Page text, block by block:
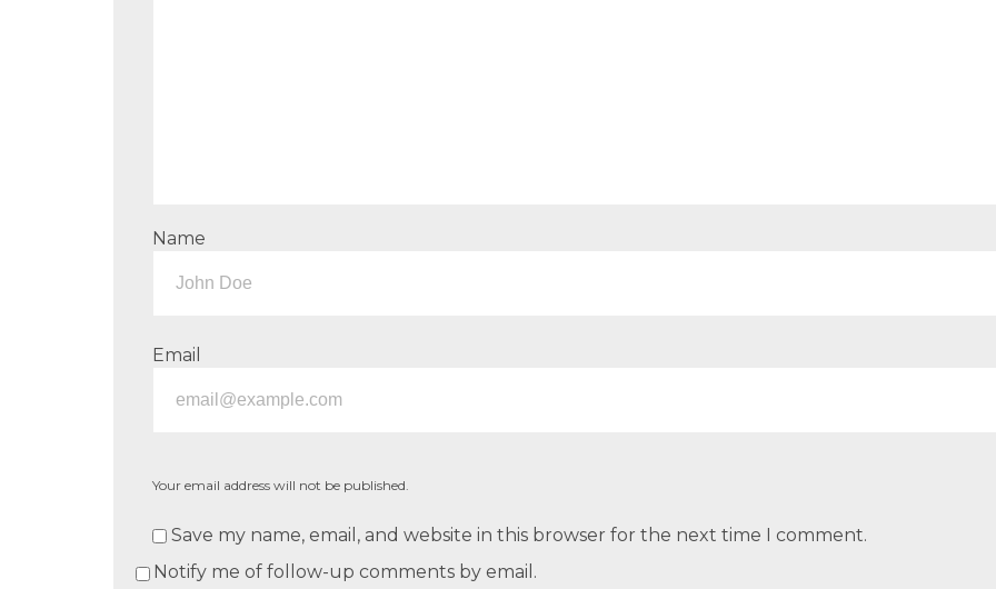
Name
Email
Your email address will not be published.
Save my name, email, and website in this browser for the next time I comment.
Notify me of follow-up comments by email.